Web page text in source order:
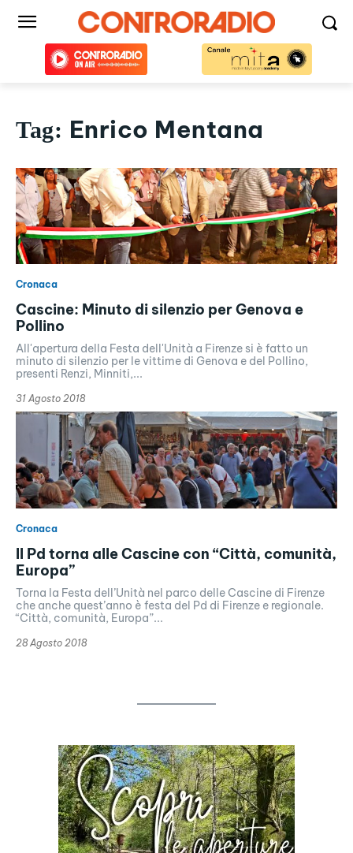
Tag: Enrico Mentana
Cronaca
Cascine: Minuto di silenzio per Genova e
Pollino
All'apertura della Festa dell'Unità a Firenze si è fatto un
minuto di silenzio per le vittime di Genova e del Pollino,
presenti Renzi, Minniti,...
31 Agosto 2018
Cronaca
Il Pd torna alle Cascine con “Città, comunità,
Europa”
Torna la Festa dell’Unità nel parco delle Cascine di Firenze
che anche quest’anno è festa del Pd di Firenze e regionale.
“Città, comunità, Europa”...
28 Agosto 2018